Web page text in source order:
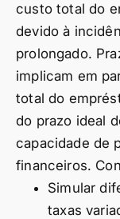
custo total do
devido à
prolongado.
implicam em
total do
do prazo ideal
capacidade de
financeiros.
Simular
taxas